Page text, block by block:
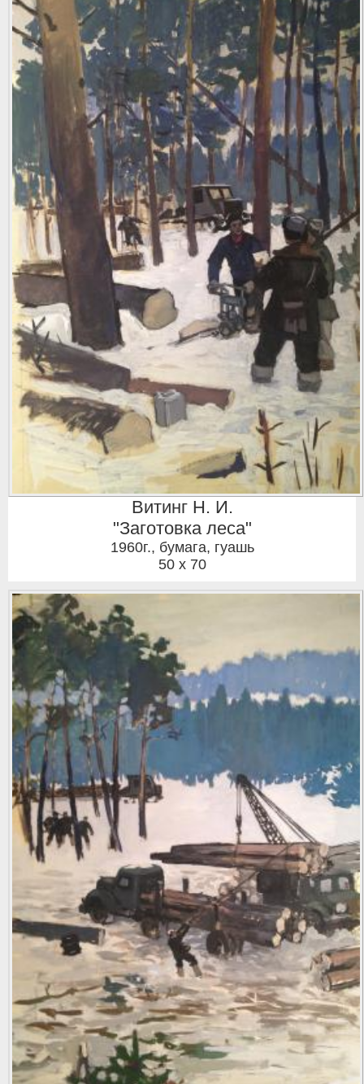
Витинг Н. И.
"Заготовка леса"
1960г., бумага, гуашь
50 x 70